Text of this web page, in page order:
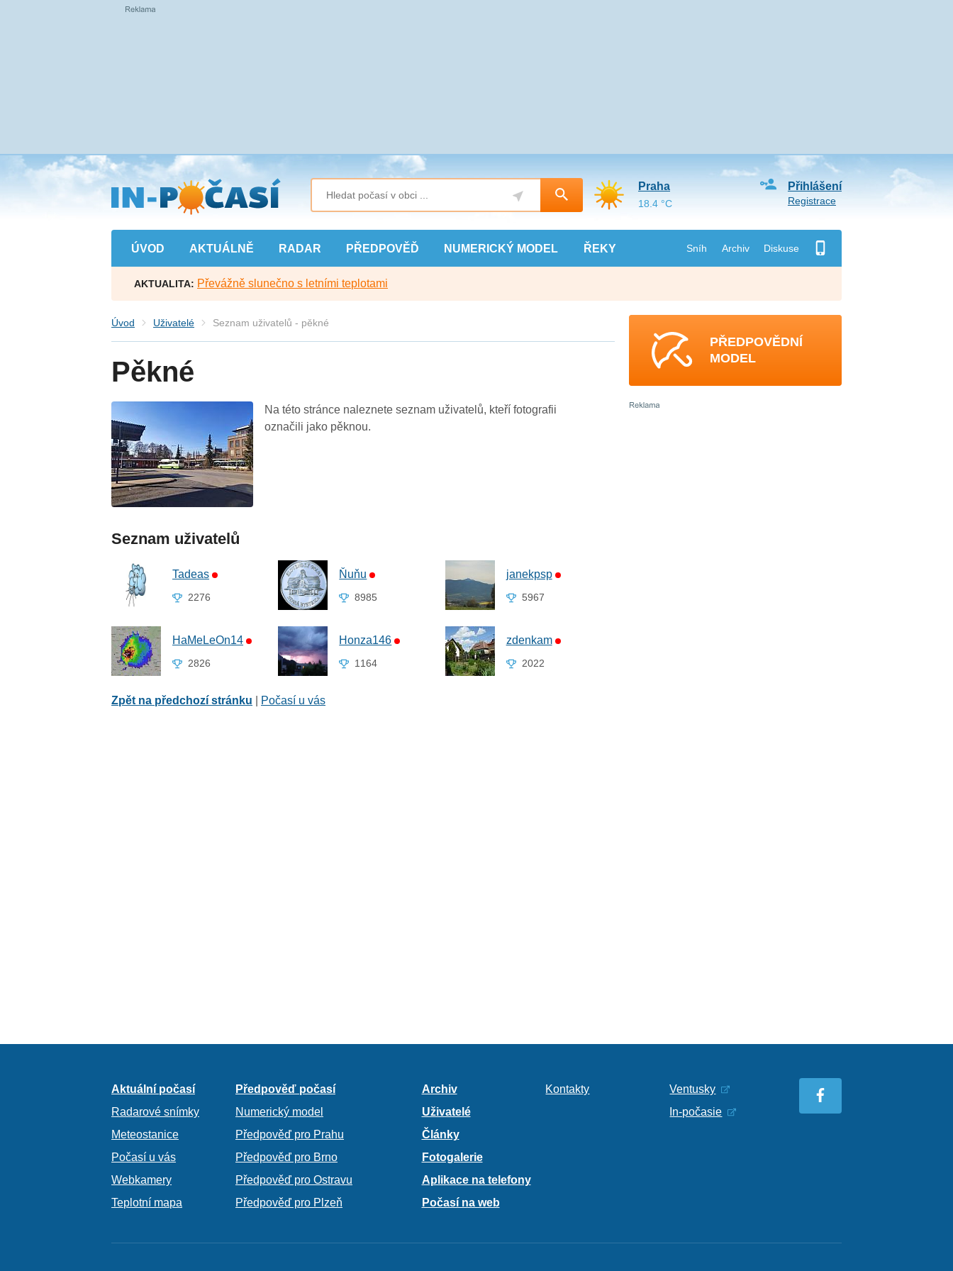
Přejít
na
hlavní
obsah
ÚVOD AKTUÁLNĚ RADAR PŘEDPOVĚĎ NUMERICKÝ MODEL ŘEKY Sníh Archiv Diskuse
Přihlášení
Registrace
Praha
18.4 °C
AKTUALITA: Převážně slunečno s letními teplotami
Úvod Uživatelé Seznam uživatelů - pěkné
Pěkné
Na této stránce naleznete seznam uživatelů, kteří fotografii
označili jako pěknou.
Seznam uživatelů
Tadeas
2276
Ňuňu
8985
janekpsp
5967
HaMeLeOn14
2826
Honza146
1164
zdenkam
2022
Zpět na předchozí stránku Počasí u vás
PŘEDPOVĚDNÍ
MODEL
Aktuální počasí
Radarové snímky
Meteostanice
Počasí u vás
Webkamery
Teplotní mapa
Předpověď počasí
Numerický model
Předpověď pro Prahu
Předpověď pro Brno
Předpověď pro Ostravu
Předpověď pro Plzeň
Archiv
Uživatelé
Články
Fotogalerie
Aplikace na telefony
Počasí na web
Kontakty
Ventusky
In-počasie